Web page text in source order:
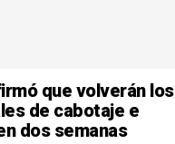
que volverán los
de cabotaje e
dos semanas